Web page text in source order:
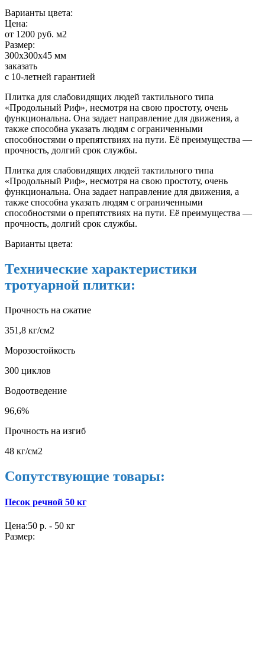
Варианты цвета:
Цена:
от 1200 руб. м2
Размер:
300х300х45 мм
заказать
с 10-летней гарантией
Плитка для слабовидящих людей тактильного типа
«Продольный Риф», несмотря на свою простоту, очень
функциональна. Она задает направление для движения, а
также способна указать людям с ограниченными
способностями о препятствиях на пути. Её преимущества —
прочность, долгий срок службы.
Плитка для слабовидящих людей тактильного типа
«Продольный Риф», несмотря на свою простоту, очень
функциональна. Она задает направление для движения, а
также способна указать людям с ограниченными
способностями о препятствиях на пути. Её преимущества —
прочность, долгий срок службы.
Варианты цвета:
Технические характеристики
тротуарной плитки:
Прочность на сжатие
351,8 кг/см2
Морозостойкость
300 циклов
Водоотведение
96,6%
Прочность на изгиб
48 кг/см2
Сопутствующие товары:
Песок речной 50 кг
Цена:50 р. - 50 кг
Размер: